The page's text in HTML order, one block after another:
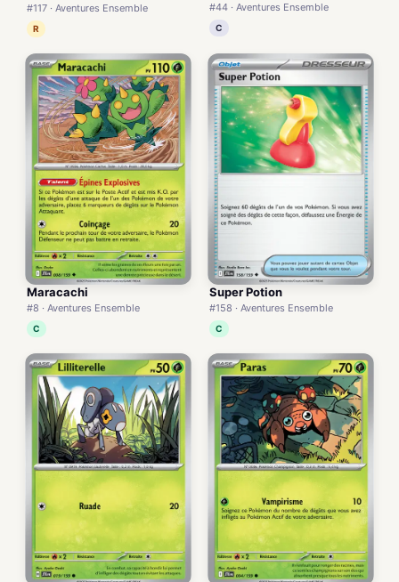
#117 · Aventures Ensemble
R
#44 · Aventures Ensemble
C
Maracachi
#8 · Aventures Ensemble
C
Super Potion
#158 · Aventures Ensemble
C